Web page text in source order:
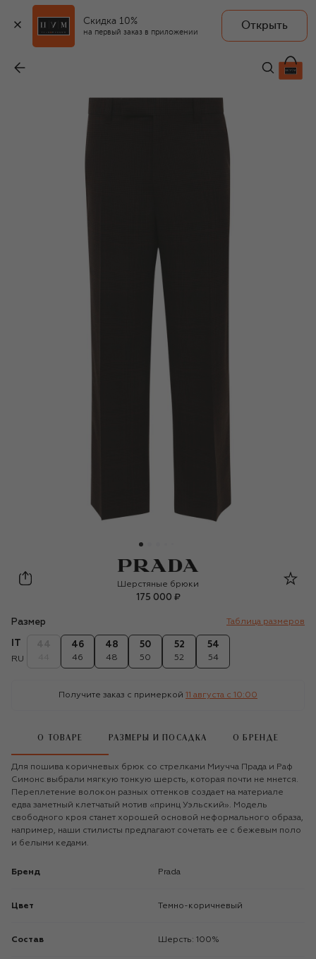
Скидка 10%
на первый заказ в приложении
Открыть
175 000 ₽
Prada
Шерстяные брюки
175 000 ₽
Размер Таблица размеров
RU
46
46
48
48
50
50
52
52
54
54
Получите заказ с примеркой 11 августа c 10:00
О ТОВАРЕ РАЗМЕРЫ И ПОСАДКА О БРЕНДЕ
Для пошива коричневых брюк со стрелками Миучча Прада и Раф
Симонс выбрали мягкую тонкую шерсть, которая почти не мнется.
Переплетение волокон разных оттенков создает на материале
едва заметный клетчатый мотив «принц Уэльский». Модель
свободного кроя станет хорошей основой неформального образа,
например, наши стилисты предлагают сочетать ее с бежевым поло
и белыми кедами.
Бренд Prada
Цвет Темно-коричневый
Состав Шерсть: 100%